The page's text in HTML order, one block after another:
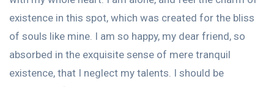
existence in this spot, which was created for the bliss
of souls like mine. I am so happy, my dear friend, so
absorbed in the exquisite sense of mere tranquil
existence, that I neglect my talents. I should be